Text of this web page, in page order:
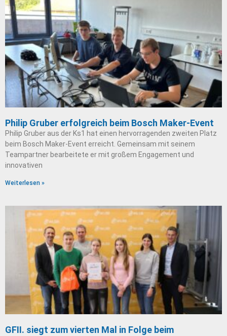
Philip Gruber erfolgreich beim Bosch Maker-Event
Philip Gruber aus der Ks1 hat einen hervorragenden zweiten Platz
beim Bosch Maker-Event erreicht. Gemeinsam mit seinem
Teampartner bearbeitete er mit großem Engagement und
innovativen
Weiterlesen »
GFII. siegt zum vierten Mal in Folge beim